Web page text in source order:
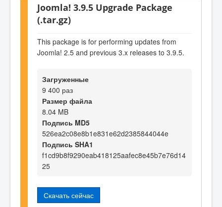
Joomla! 3.9.5 Upgrade Package
(.tar.gz)
This package is for performing updates from
Joomla! 2.5 and previous 3.x releases to 3.9.5.
Загруженные
9 400 раз
Размер файла
8.04 MB
Подпись MD5
526ea2c08e8b1e831e62d2385844044e
Подпись SHA1
f1cd9b8f9290eab418125aafec8e45b7e76d14
25
Скачать сейчас